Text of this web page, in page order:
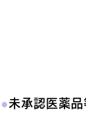
●未承認医薬